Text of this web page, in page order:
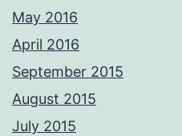
May 2016
April 2016
September 2015
August 2015
July 2015